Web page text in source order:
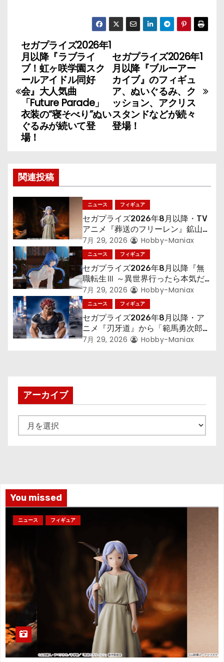
投
稿
ナ
ビ
ゲ
シ
ョ
ン
セガプライズ2026年1
月以降『ブルーアー
カイブ』のフィギュ
ア、ぬいぐるみ、ク
ッション、アクリス
スタンドなどが続々
登場！
セガプライズ2026年1
月以降『ラブライ
ブ！虹ヶ咲学園スク
ールアイドル同好
会』大人気曲
「Future Parade」
衣装の“寝そべり”ぬい
ぐるみが続いて登
場！
関連投稿
ニュース フィギュア
セガプライズ2026年8月以降・TV
アニメ『葬送のフリーレン』鉱山で
300年働くことになっっちゃった
「フリーレン」を立体化！
7月 29, 2026 Hobby-Maniax
ニュース フィギュア
セガプライズ2026年8月以降『無
職転生Ⅲ ～異世界行ったら本気だ
す～』から「ロキシー」のフィギュ
アが登場！
7月 29, 2026 Hobby-Maniax
ニュース フィギュア
セガプライズ2026年8月以降・ア
ニメ『刃牙道』から「範馬勇次郎」
が登場ッッ!!
7月 29, 2026 Hobby-Maniax
アーカイブ
ー
You missed
ニュース フィギュア